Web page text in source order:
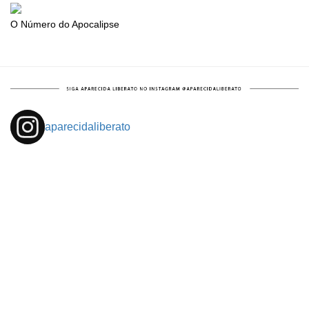
O Número do Apocalipse
aparecidaliberato